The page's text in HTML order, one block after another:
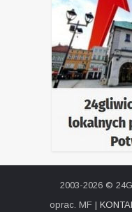
2003-2026 ©
oprac. MF |